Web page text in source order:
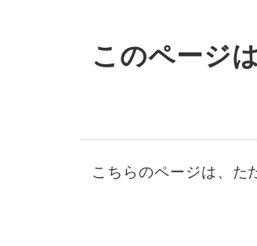
このページ
こちらのページは、た